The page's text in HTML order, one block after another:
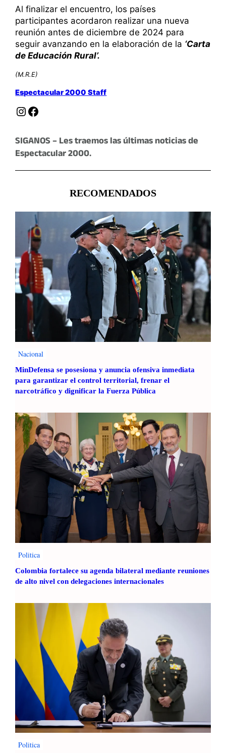
Al finalizar el encuentro, los países
participantes acordaron realizar una nueva
reunión antes de diciembre de 2024 para
seguir avanzando en la elaboración de la ‘Carta
de Educación Rural’.
(M.R.E)
Espectacular 2000 Staff
Instagram Facebook
SIGANOS – Les traemos las últimas noticias de
Espectacular 2000.
RECOMENDADOS
Nacional
MinDefensa se posesiona y anuncia ofensiva inmediata
para garantizar el control territorial, frenar el
narcotráfico y dignificar la Fuerza Pública
Politica
Colombia fortalece su agenda bilateral mediante reuniones
de alto nivel con delegaciones internacionales
Politica